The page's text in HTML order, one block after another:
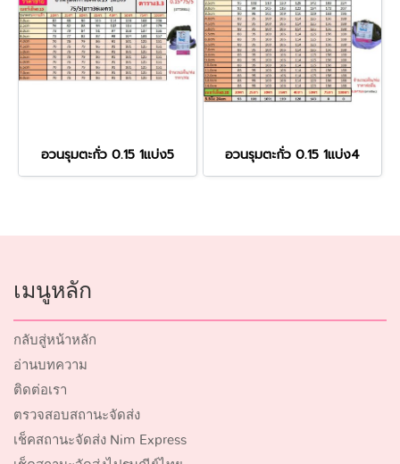
อวนรุมตะกั่ว 0.15 1แบ่ง5 อวนรุมตะกั่ว 0.15 1แบ่ง4
เมนูหลัก
กลับสู่หน้าหลัก
อ่านบทความ
ติดต่อเรา
ตรวจสอบสถานะจัดส่ง
เช็คสถานะจัดส่ง Nim Express